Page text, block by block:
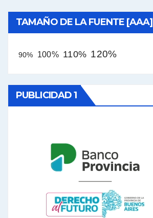
TAMAÑO DE LA FUENTE [AAA]
90% 100% 110% 120%
PUBLICIDAD 1